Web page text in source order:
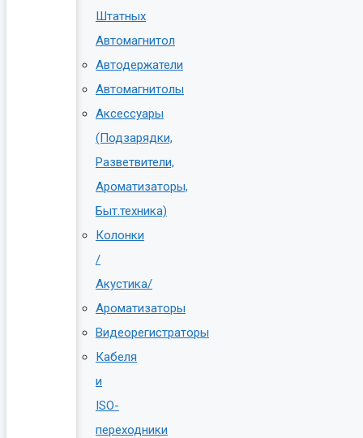
Штатных
Автомагнитол
Автодержатели
Автомагнитолы
Аксессуары
(Подзарядки,
Разветвители,
Ароматизаторы,
Быт.техника)
Колонки
/
Акустика/
Ароматизаторы
Видеорегистраторы
Кабеля
и
ISO-
переходники